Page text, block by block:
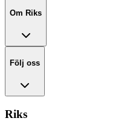
Om Riks
Följ oss
Riks